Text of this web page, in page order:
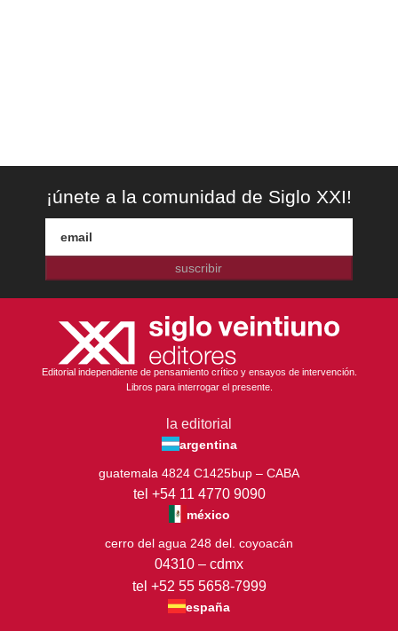
¡únete a la comunidad de Siglo XXI!
suscribir
Editorial independiente de pensamiento crítico y ensayos de intervención.
Libros para interrogar el presente.
la editorial
argentina
guatemala 4824 C1425bup – CABA
tel +54 11 4770 9090
méxico
cerro del agua 248 del. coyoacán
04310 – cdmx
tel +52 55 5658-7999
españa